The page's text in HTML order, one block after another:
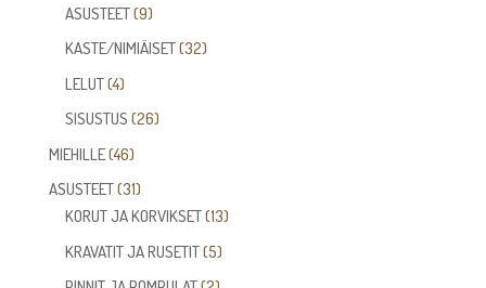
tuotetta
ASUSTEET 99
tuotetta
KASTE/NIMIÄISET 3232
LELUT 44
tuotetta
SISUSTUS 2626
MIEHILLE 4646
tuotetta
ASUSTEET 3131
tuotetta
KORUT JA KORVIKSET 1313
KRAVATIT JA RUSETIT 55
tuotetta